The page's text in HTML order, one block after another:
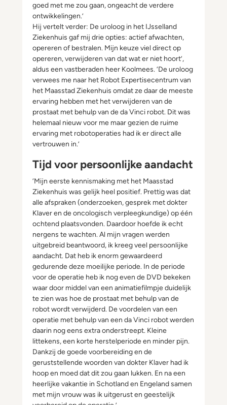
goed met me zou gaan, ongeacht de verdere
ontwikkelingen.’
Hij vertelt verder: De uroloog in het IJsselland
Ziekenhuis gaf mij drie opties: actief afwachten,
opereren of bestralen. Mijn keuze viel direct op
opereren, verwijderen van dat wat er niet hoort’,
aldus een vastberaden heer Koolmees. ‘De uroloog
verwees me naar het Robot Expertisecentrum van
het Maasstad Ziekenhuis omdat ze daar de meeste
ervaring hebben met het verwijderen van de
prostaat met behulp van de da Vinci robot. Dit was
helemaal nieuw voor me maar gezien de ruime
ervaring met robotoperaties had ik er direct alle
vertrouwen in.’
Tijd voor persoonlijke aandacht
‘Mijn eerste kennismaking met het Maasstad
Ziekenhuis was gelijk heel positief. Prettig was dat
alle afspraken (onderzoeken, gesprek met dokter
Klaver en de oncologisch verpleegkundige) op één
ochtend plaatsvonden. Daardoor hoefde ik echt
nergens te wachten. Al mijn vragen werden
uitgebreid beantwoord, ik kreeg veel persoonlijke
aandacht. Dat heb ik enorm gewaardeerd
gedurende deze moeilijke periode. In de periode
voor de operatie heb ik nog even de DVD bekeken
waar door middel van een animatiefilmpje duidelijk
te zien was hoe de prostaat met behulp van de
robot wordt verwijderd. De voordelen van een
operatie met behulp van een da Vinci robot werden
daarin nog eens extra onderstreept. Kleine
littekens, een korte herstelperiode en minder pijn.
Dankzij de goede voorbereiding en de
geruststellende woorden van dokter Klaver had ik
hoop en moed dat dit zou gaan lukken. En na een
heerlijke vakantie in Schotland en Engeland samen
met mijn vrouw was ik uitgerust en geestelijk